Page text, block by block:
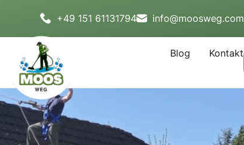
+49 151 61131794 info@moosweg.com
Blog
Kontakt